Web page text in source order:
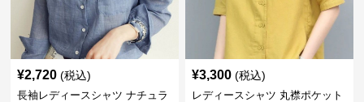
¥2,720 (税込)
長袖レディースシャツ ナチュラ
¥3,300 (税込)
レディースシャツ 丸襟ポケット